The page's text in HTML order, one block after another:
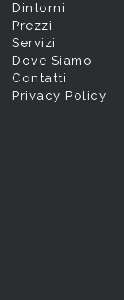
Dintorni
Prezzi
Servizi
Dove Siamo
Contatti
Privacy Policy